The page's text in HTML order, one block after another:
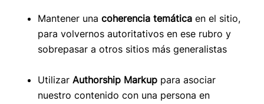
Mantener una coherencia temática en el sitio,
para volvernos autoritativos en ese rubro y
sobrepasar a otros sitios más generalistas
Utilizar Authorship Markup para asociar
nuestro contenido con una persona en